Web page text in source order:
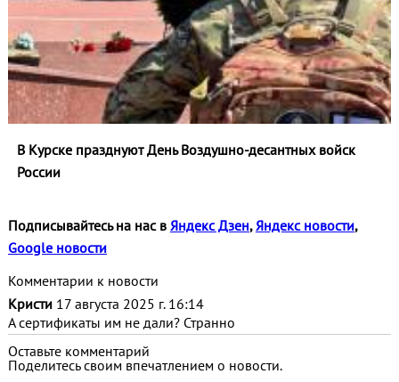
В Курске празднуют День Воздушно-десантных войск
России
Подписывайтесь на нас в Яндекс Дзен, Яндекс новости,
Google новости
Комментарии к новости
Кристи 17 августа 2025 г. 16:14
А сертификаты им не дали? Странно
Оставьте комментарий
Поделитесь своим впечатлением о новости.